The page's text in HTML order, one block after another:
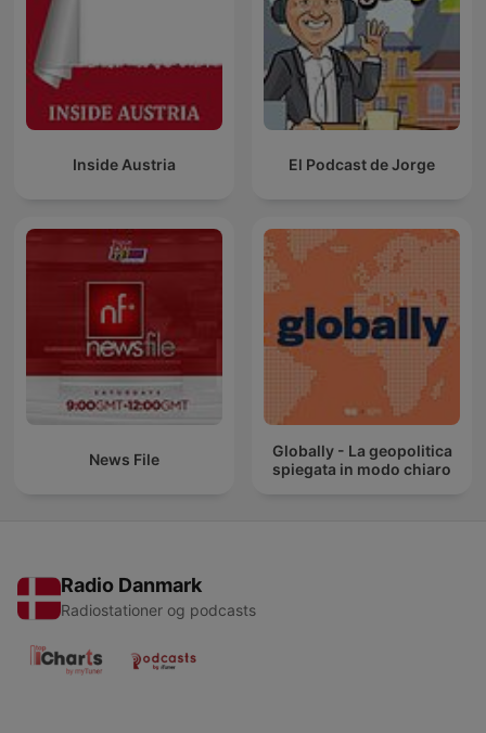
Inside Austria El Podcast de Jorge
News File
Globally - La geopolitica
spiegata in modo chiaro
Radio Danmark
Radiostationer og podcasts